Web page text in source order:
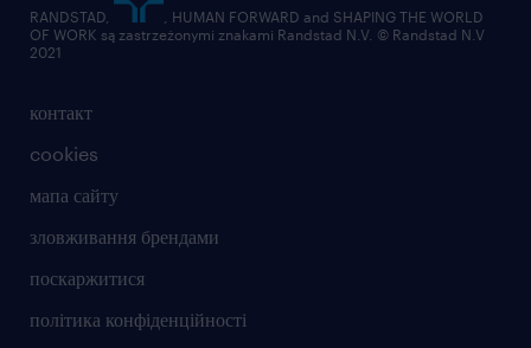
контакт
cookies
мапа сайту
зловживання брендами
поскаржитися
політика конфіденційності
RANDSTAD,
, HUMAN FORWARD and SHAPING THE WORLD
OF WORK są zastrzeżonymi znakami Randstad N.V. © Randstad N.V
2021